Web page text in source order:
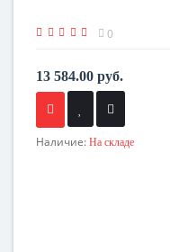
0
13 584.00 руб.
Наличие: На складе